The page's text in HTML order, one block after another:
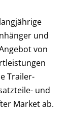
und
von
Trailer-
und
Market ab.